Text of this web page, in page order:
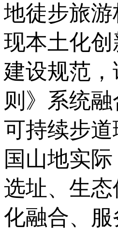
地徒步旅
现本土化
建设规范，
则》系统
可持续步道
国山地实际
选址、生
化融合、服